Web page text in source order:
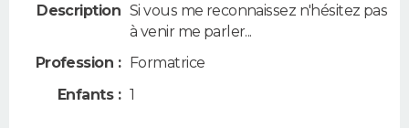
Description Si vous me reconnaissez n'hésitez pas
à venir me parler...
Profession :
Formatrice
Enfants : 1